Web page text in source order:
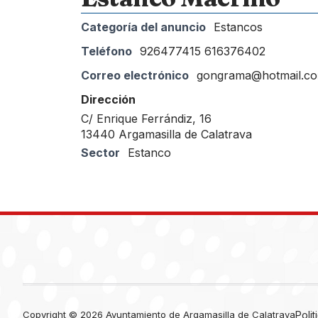
Categoría del anuncio Estancos
Teléfono 926477415 616376402
Correo electrónico
Dirección
C/ Enrique Ferrándiz, 16
13440 Argamasilla de Calatrava
Sector
Estanco
Copyright © 2026 Ayuntamiento de Argamasilla de Calatrava